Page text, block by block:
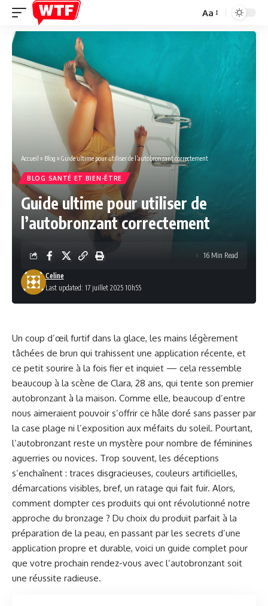
Font
Resizer
Aa
Accueil » Blog » Guide ultime pour utiliser de l’autobronzant correctement
BLOG SANTÉ ET BIEN-ÊTRE
Guide ultime pour utiliser de
l’autobronzant correctement
Last updated: 17 juillet 2025 10h55
Celine
16 Min Read
Un coup d’œil furtif dans la glace, les mains légèrement
tâchées de brun qui trahissent une application récente, et
ce petit sourire à la fois fier et inquiet — cela ressemble
beaucoup à la scène de Clara, 28 ans, qui tente son premier
autobronzant à la maison. Comme elle, beaucoup d’entre
nous aimeraient pouvoir s’offrir ce hâle doré sans passer par
la case plage ni l’exposition aux méfaits du soleil. Pourtant,
l’autobronzant reste un mystère pour nombre de féminines
aguerries ou novices. Trop souvent, les déceptions
s’enchaînent : traces disgracieuses, couleurs artificielles,
démarcations visibles, bref, un ratage qui fait fuir. Alors,
comment dompter ces produits qui ont révolutionné notre
approche du bronzage ? Du choix du produit parfait à la
préparation de la peau, en passant par les secrets d’une
application propre et durable, voici un guide complet pour
que votre prochain rendez-vous avec l’autobronzant soit
une réussite radieuse.